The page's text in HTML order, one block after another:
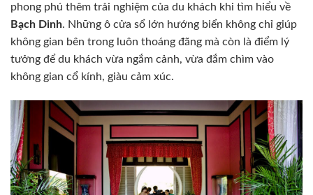
phong phú thêm trải nghiệm của du khách khi tìm hiểu về
Bạch Dinh. Những ô cửa sổ lớn hướng biển không chỉ giúp
không gian bên trong luôn thoáng đãng mà còn là điểm lý
tưởng để du khách vừa ngắm cảnh, vừa đắm chìm vào
không gian cổ kính, giàu cảm xúc.